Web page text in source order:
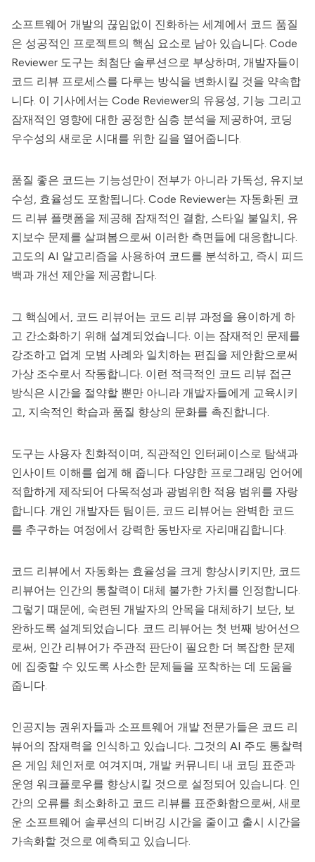
소프트웨어 개발의 끊임없이 진화하는 세계에서 코드 품질
은 성공적인 프로젝트의 핵심 요소로 남아 있습니다. Code
Reviewer 도구는 최첨단 솔루션으로 부상하며, 개발자들이
코드 리뷰 프로세스를 다루는 방식을 변화시킬 것을 약속합
니다. 이 기사에서는 Code Reviewer의 유용성, 기능 그리고
잠재적인 영향에 대한 공정한 심층 분석을 제공하여, 코딩
우수성의 새로운 시대를 위한 길을 열어줍니다.
품질 좋은 코드는 기능성만이 전부가 아니라 가독성, 유지보
수성, 효율성도 포함됩니다. Code Reviewer는 자동화된 코
드 리뷰 플랫폼을 제공해 잠재적인 결함, 스타일 불일치, 유
지보수 문제를 살펴봄으로써 이러한 측면들에 대응합니다.
고도의 AI 알고리즘을 사용하여 코드를 분석하고, 즉시 피드
백과 개선 제안을 제공합니다.
그 핵심에서, 코드 리뷰어는 코드 리뷰 과정을 용이하게 하
고 간소화하기 위해 설계되었습니다. 이는 잠재적인 문제를
강조하고 업계 모범 사례와 일치하는 편집을 제안함으로써
가상 조수로서 작동합니다. 이런 적극적인 코드 리뷰 접근
방식은 시간을 절약할 뿐만 아니라 개발자들에게 교육시키
고, 지속적인 학습과 품질 향상의 문화를 촉진합니다.
도구는 사용자 친화적이며, 직관적인 인터페이스로 탐색과
인사이트 이해를 쉽게 해 줍니다. 다양한 프로그래밍 언어에
적합하게 제작되어 다목적성과 광범위한 적용 범위를 자랑
합니다. 개인 개발자든 팀이든, 코드 리뷰어는 완벽한 코드
를 추구하는 여정에서 강력한 동반자로 자리매김합니다.
코드 리뷰에서 자동화는 효율성을 크게 향상시키지만, 코드
리뷰어는 인간의 통찰력이 대체 불가한 가치를 인정합니다.
그렇기 때문에, 숙련된 개발자의 안목을 대체하기 보단, 보
완하도록 설계되었습니다. 코드 리뷰어는 첫 번째 방어선으
로써, 인간 리뷰어가 주관적 판단이 필요한 더 복잡한 문제
에 집중할 수 있도록 사소한 문제들을 포착하는 데 도움을
줍니다.
인공지능 권위자들과 소프트웨어 개발 전문가들은 코드 리
뷰어의 잠재력을 인식하고 있습니다. 그것의 AI 주도 통찰력
은 게임 체인저로 여겨지며, 개발 커뮤니티 내 코딩 표준과
운영 워크플로우를 향상시킬 것으로 설정되어 있습니다. 인
간의 오류를 최소화하고 코드 리뷰를 표준화함으로써, 새로
운 소프트웨어 솔루션의 디버깅 시간을 줄이고 출시 시간을
가속화할 것으로 예측되고 있습니다.